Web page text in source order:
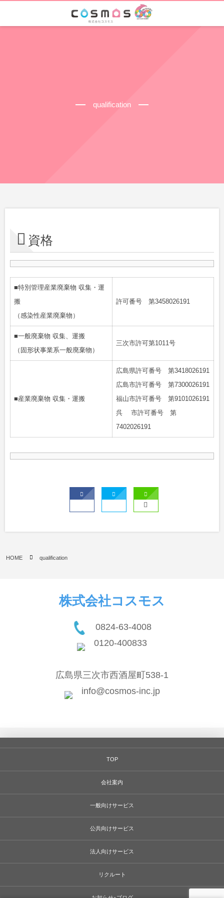
qualification
資格
■特別管理産業廃棄物 収集・運
搬
（感染性産業廃棄物）
許可番号 第3458026191
■一般廃棄物 収集、運搬
（固形状事業系一般廃棄物）
三次市許可第1011号
■産業廃棄物 収集・運搬
広島県許可番号 第3418026191
広島市許可番号 第7300026191
福山市許可番号 第9101026191
呉 市許可番号 第
7402026191
HOME qualification
株式会社コスモス
0824-63-4008
0120-400833
広島県三次市西酒屋町538-1
info@cosmos-inc.jp
TOP
会社案内
一般向けサービス
公共向けサービス
法人向けサービス
リクルート